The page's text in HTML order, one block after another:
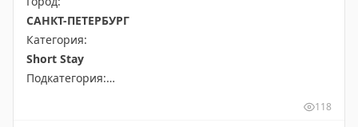
Stay tuned!
Подписаться на Матрассы
САНКТ-ПЕТЕРБУРГ
Категория:
Short Stay
Подкатегория:
118